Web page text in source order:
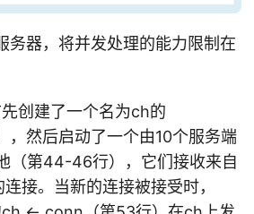
务器，将并发处理的能力限制在
创建了一个名为ch的
然后启动了一个由10个服务端
（第44-46行），它们接收来自
接。当新的连接被接受时，